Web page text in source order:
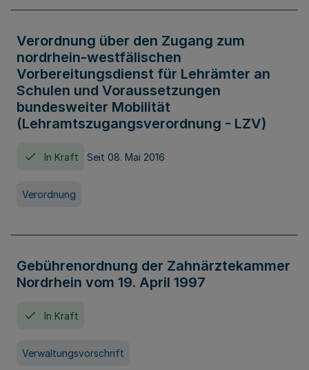
Verordnung über den Zugang zum
nordrhein-westfälischen
Vorbereitungsdienst für Lehrämter an
Schulen und Voraussetzungen
bundesweiter Mobilität
(Lehramtszugangsverordnung - LZV)
In Kraft Seit 08. Mai 2016
Verordnung
Gebührenordnung der Zahnärztekammer
Nordrhein vom 19. April 1997
In Kraft
Verwaltungsvorschrift